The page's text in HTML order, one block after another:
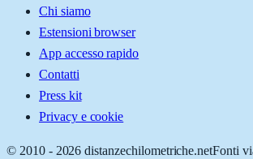
Chi siamo
Estensioni browser
App accesso rapido
Contatti
Press kit
Privacy e cookie
© 2010 - 2026 distanzechilometriche.netFonti